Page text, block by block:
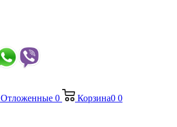
Отложенные 0 Корзина0 0